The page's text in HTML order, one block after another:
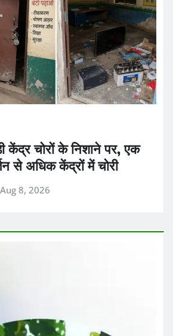
केंद्र चोरों के निशाने पर, एक
से अधिक केंद्रों में चोरी
Aug 8, 2026